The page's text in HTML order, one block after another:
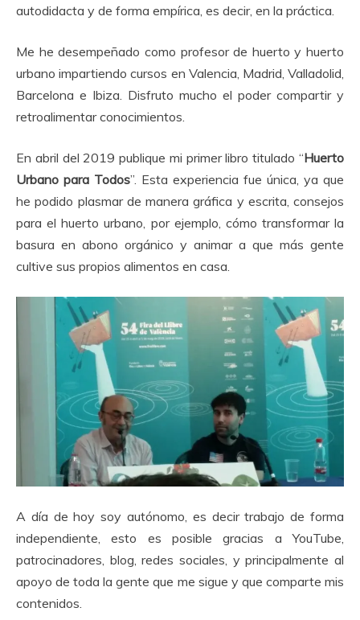
autodidacta y de forma empírica, es decir, en la práctica.
Me he desempeñado como profesor de huerto y huerto
urbano impartiendo cursos en Valencia, Madrid, Valladolid,
Barcelona e Ibiza. Disfruto mucho el poder compartir y
retroalimentar conocimientos.
En abril del 2019 publique mi primer libro titulado “Huerto
Urbano para Todos”. Esta experiencia fue única, ya que
he podido plasmar de manera gráfica y escrita, consejos
para el huerto urbano, por ejemplo, cómo transformar la
basura en abono orgánico y animar a que más gente
cultive sus propios alimentos en casa.
A día de hoy soy autónomo, es decir trabajo de forma
independiente, esto es posible gracias a YouTube,
patrocinadores, blog, redes sociales, y principalmente al
apoyo de toda la gente que me sigue y que comparte mis
contenidos.